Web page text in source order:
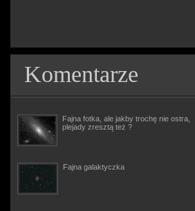
Komentarze
Fajna fotka, ale jakby trochę nie ostra,
plejady zresztą też ?
Fajna galaktyczka